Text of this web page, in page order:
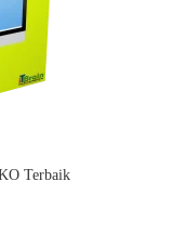
Terbaik